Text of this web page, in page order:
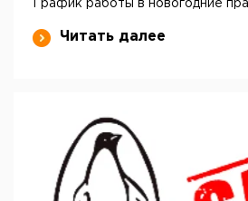
График работы в новогодние
Читать далее